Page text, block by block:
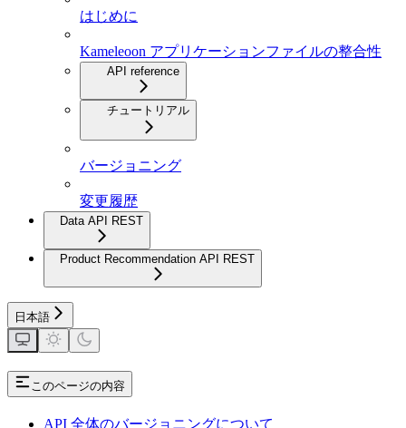
はじめに
Kameleoon アプリケーションファイルの整合性
API reference
チュートリアル
バージョニング
変更履歴
Data API REST
Product Recommendation API REST
日本語
このページの内容
API 全体のバージョニングについて